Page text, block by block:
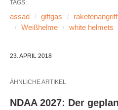
TAGS:
assad giftgas raketenangriff
Weißhelme
white helmets
23. APRIL 2018
ÄHNLICHE ARTIKEL
NDAA 2027: Der